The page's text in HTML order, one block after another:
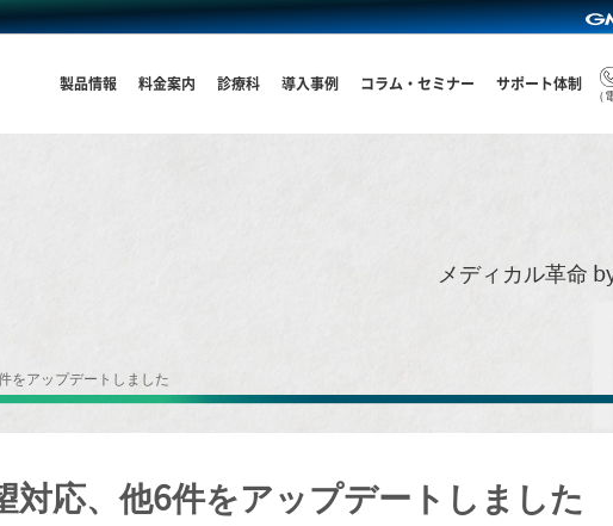
製品情報 料金案内 診療科 導入事例 コラム・セミナー サポート体制
メディカル革命
をアップデートしました
応、他6件をアップデートしました